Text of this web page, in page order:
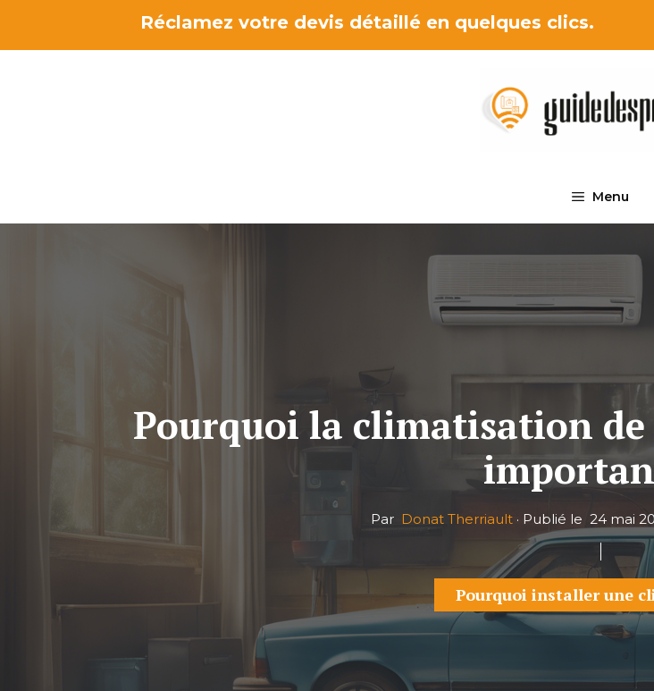
contenu
Réclamez votre devis détaillé en quelques clics.
Menu
Pourquoi la climatisation
Par Donat Therriault · Publié le 24 mai
Pourquoi installer une